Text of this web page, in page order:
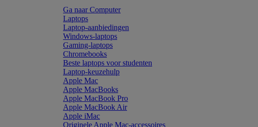
Ga naar Computer
Laptops
Laptop-aanbiedingen
Windows-laptops
Gaming-laptops
Chromebooks
Beste laptops voor studenten
Laptop-keuzehulp
Apple Mac
Apple MacBooks
Apple MacBook Pro
Apple MacBook Air
Apple iMac
Originele Apple Mac-accessoires